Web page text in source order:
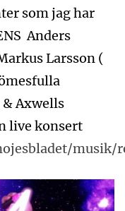
som jag har
Anders
Larsson (
Axwells
live konsert
musik/